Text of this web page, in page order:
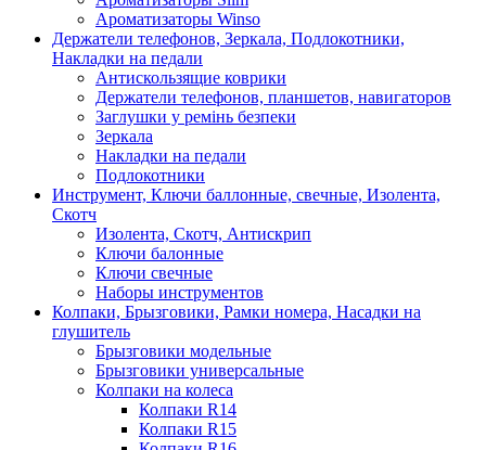
Ароматизаторы Winso
Держатели телефонов, Зеркала, Подлокотники,
Накладки на педали
Антискользящие коврики
Держатели телефонов, планшетов, навигаторов
Заглушки у ремінь безпеки
Зеркала
Накладки на педали
Подлокотники
Инструмент, Ключи баллонные, свечные, Изолента,
Скотч
Изолента, Скотч, Антискрип
Ключи балонные
Ключи свечные
Наборы инструментов
Колпаки, Брызговики, Рамки номера, Насадки на
глушитель
Брызговики модельные
Брызговики универсальные
Колпаки на колеса
Колпаки R14
Колпаки R15